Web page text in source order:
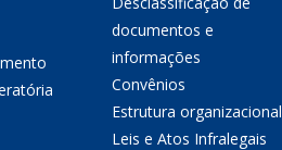
documentos e
informações
Convênios
Estrutura organizacional
Leis e Atos Infralegais